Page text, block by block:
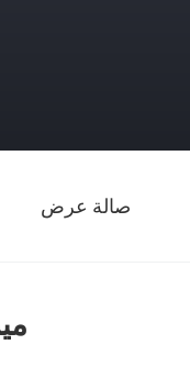
صالة عرض